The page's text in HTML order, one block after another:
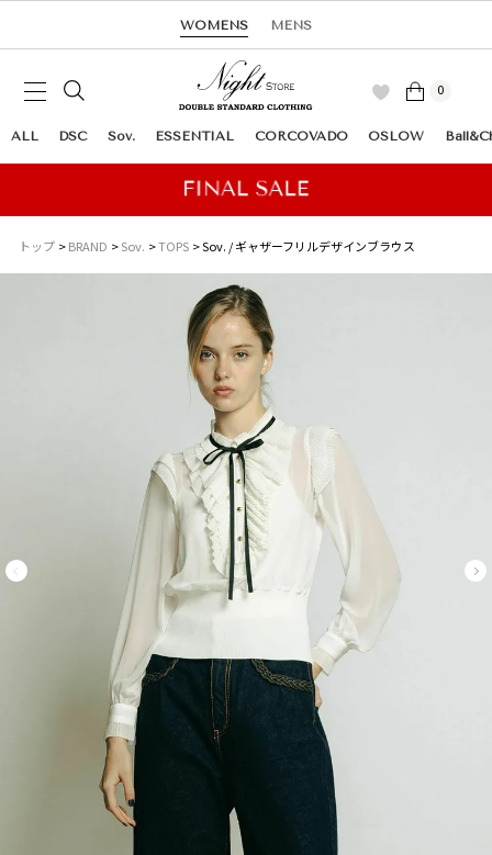
WOMENS MENS
0
ALL DSC Sov. ESSENTIAL CORCOVADO OSLOW
トップ BRAND Sov. TOPS Sov. / ギャザーフリルデザインブラウス